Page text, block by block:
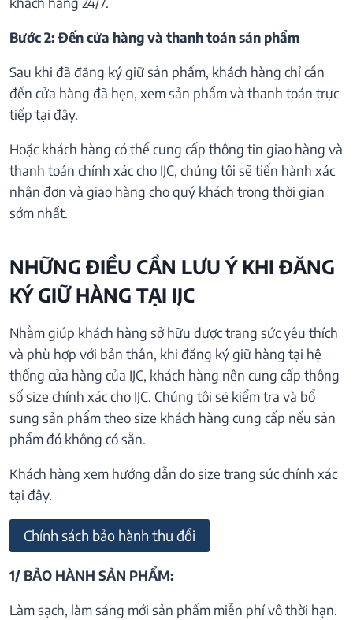
Bước 2: Đến cửa hàng và thanh toán sản phẩm
Sau khi đã đăng ký giữ sản phẩm, khách hàng chỉ cần
đến cửa hàng đã hẹn, xem sản phẩm và thanh toán trực
tiếp tại đây.
Hoặc khách hàng có thể cung cấp thông tin giao hàng và
thanh toán chính xác cho IJC, chúng tôi sẽ tiến hành xác
nhận đơn và giao hàng cho quý khách trong thời gian
sớm nhất.
NHỮNG ĐIỀU CẦN LƯU Ý KHI ĐĂNG
KÝ GIỮ HÀNG TẠI IJC
Nhằm giúp khách hàng sở hữu được trang sức yêu thích
và phù hợp với bản thân, khi đăng ký giữ hàng tại hệ
thống cửa hàng của IJC, khách hàng nên cung cấp thông
số size chính xác cho IJC. Chúng tôi sẽ kiểm tra và bổ
sung sản phẩm theo size khách hàng cung cấp nếu sản
phẩm đó không có sẵn.
Khách hàng xem hướng dẫn đo size trang sức chính xác
tại đây.
Chính sách bảo hành thu đổi
1/ BẢO HÀNH SẢN PHẨM:
Làm sạch, làm sáng mới sản phẩm miễn phí vô thời hạn.